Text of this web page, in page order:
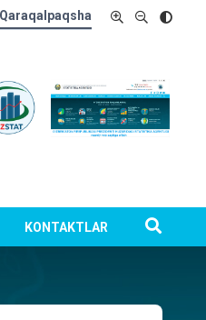
Qaraqalpaqsha
KONTAKTLAR